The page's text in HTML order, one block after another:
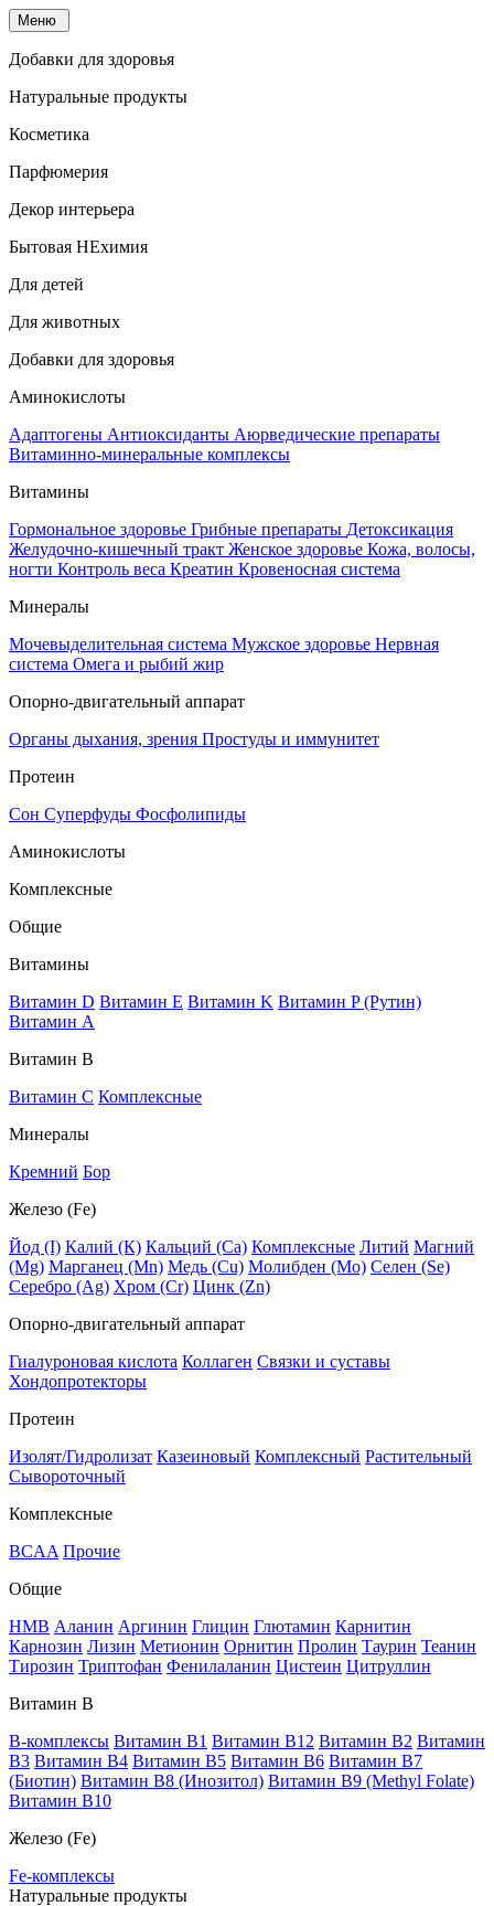
Меню
Добавки для здоровья
Натуральные продукты
Косметика
Парфюмерия
Декор интерьера
Бытовая НЕхимия
Для детей
Для животных
Добавки для здоровья
Аминокислоты
Адаптогены Антиоксиданты Аюрведические препараты
Витаминно-минеральные комплексы
Витамины
Гормональное здоровье Грибные препараты Детоксикация
Желудочно-кишечный тракт Женское здоровье Кожа, волосы,
ногти Контроль веса Креатин Кровеносная система
Минералы
Мочевыделительная система Мужское здоровье Нервная
система Омега и рыбий жир
Опорно-двигательный аппарат
Органы дыхания, зрения Простуды и иммунитет
Протеин
Сон Суперфуды Фосфолипиды
Аминокислоты
Комплексные
Общие
Витамины
Витамин D Витамин E Витамин K Витамин P (Рутин)
Витамин А
Витамин В
Витамин C Комплексные
Минералы
Кремний Бор
Железо (Fe)
Йод (I) Калий (К) Кальций (Са) Комплексные Литий Магний
(Mg) Марганец (Mn) Медь (Сu) Молибден (Мо) Селен (Se)
Серебро (Ag) Хром (Cr) Цинк (Zn)
Опорно-двигательный аппарат
Гиалуроновая кислота Коллаген Связки и суставы
Хондопротекторы
Протеин
Изолят/Гидролизат Казеиновый Комплексный Растительный
Сывороточный
Комплексные
BCAA Прочие
Общие
HMB Аланин Аргинин Глицин Глютамин Карнитин
Карнозин Лизин Метионин Орнитин Пролин Таурин Теанин
Тирозин Триптофан Фенилаланин Цистеин Цитруллин
Витамин В
B-комплексы Витамин B1 Витамин B12 Витамин B2 Витамин
B3 Витамин B4 Витамин B5 Витамин B6 Витамин B7
(Биотин) Витамин B8 (Инозитол) Витамин B9 (Methyl Folate)
Витамин В10
Железо (Fe)
Fe-комплексы
Натуральные продукты